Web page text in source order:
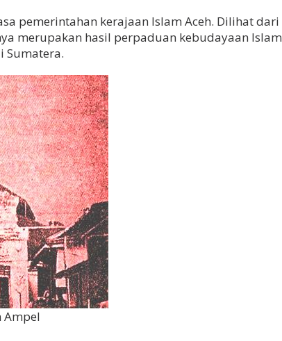
pemerintahan kerajaan Islam Aceh. Dilihat dari
merupakan hasil perpaduan kebudayaan Islam
Sumatera.
Ampel